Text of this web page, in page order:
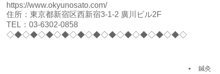
https://www.okyunosato.com/
住所：東京都新宿区西新宿3-1-2 廣川ビル2F
TEL：03-6302-0858
◇◆◇◆◇◆◇◆◇◆◇◆◇◆◇◆◇◆◇◆◇◆◇
鍼灸